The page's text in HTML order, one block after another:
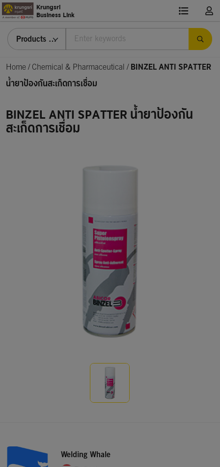
Krungsri
Business Link
Products & Services
Home/Chemical & Pharmaceutical /BINZEL ANTI SPATTER
น้ำยาป้องกันสะเก็ดการเชื่อม
BINZEL ANTI SPATTER น้ำยาป้องกัน
สะเก็ดการเชื่อม
Welding Whale